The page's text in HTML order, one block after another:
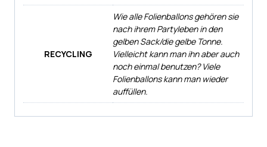
RECYCLING
Wie alle Folienballons gehören sie
nach ihrem Partyleben in den
gelben Sack/die gelbe Tonne.
Vielleicht kann man ihn aber auch
noch einmal benutzen? Viele
Folienballons kann man wieder
auffüllen.